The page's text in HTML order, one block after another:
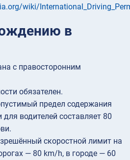
wiki/
в
с правосторонним
обязателен.
предел содержания
для водителей составляет 80
скоростной лимит на
— 80 km/h, в городе — 60